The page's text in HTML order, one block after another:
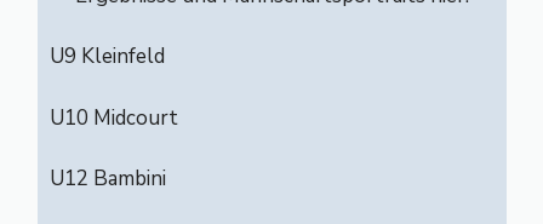
U9 Kleinfeld
U10 Midcourt
U12 Bambini